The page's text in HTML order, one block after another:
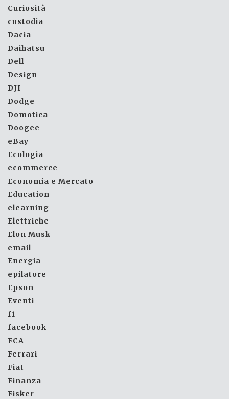
Curiosità
custodia
Dacia
Daihatsu
Dell
Design
DJI
Dodge
Domotica
Doogee
eBay
Ecologia
ecommerce
Economia e Mercato
Education
elearning
Elettriche
Elon Musk
email
Energia
epilatore
Epson
Eventi
f1
facebook
FCA
Ferrari
Fiat
Finanza
Fisker